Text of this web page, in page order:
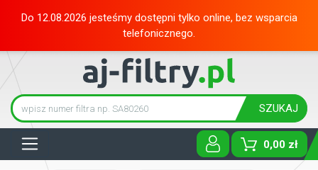
Do 12.08.2026 jesteśmy dostępni tylko online, bez wsparcia
telefonicznego.
SZUKAJ
0,00 zł